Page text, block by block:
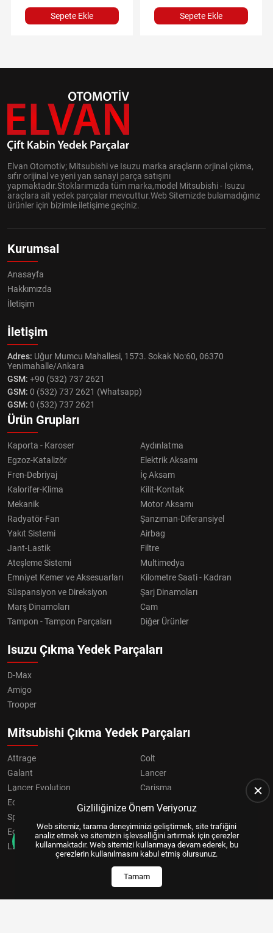
Sepete Ekle Sepete Ekle
Elvan Otomotiv; Mitsubishi ve Isuzu marka araçların orjinal çıkma,
sıfır orijinal ve yeni yan sanayi parça satışını
yapmaktadır.Stoklarımızda tüm marka,model Mitsubishi - Isuzu
araçlara ait yedek parçalar mevcuttur.Web Sitemizde bulamadığınız
ürünler için bizimle iletişime geçiniz.
Kurumsal
Anasayfa
Hakkımızda
İletişim
İletişim
Adres: Uğur Mumcu Mahallesi, 1573. Sokak No:60, 06370
Yenimahalle/Ankara
GSM: +90 (532) 737 2621
GSM: 0 (532) 737 2621 (Whatsapp)
GSM: 0 (532) 737 2621
Ürün Grupları
Kaporta - Karoser
Aydınlatma
Egzoz-Katalizör
Elektrik Aksamı
Fren-Debriyaj
İç Aksam
Kalorifer-Klima
Kilit-Kontak
Mekanik
Motor Aksamı
Radyatör-Fan
Şanzıman-Diferansiyel
Yakıt Sistemi
Airbag
Jant-Lastik
Filtre
Ateşleme Sistemi
Multimedya
Emniyet Kemer ve Aksesuarları
Kilometre Saati - Kadran
Süspansiyon ve Direksiyon
Şarj Dinamoları
Marş Dinamoları
Cam
Tampon - Tampon Parçaları
Diğer Ürünler
Isuzu Çıkma Yedek Parçaları
D-Max
Amigo
Trooper
Mitsubishi Çıkma Yedek Parçaları
Attrage
Colt
Galant
Lancer
Lancer Evolution
Carisma
Eclipse
Grandis
Space Star
Eclipse Cross
OUTLANDER
L200
Pajero
Gizliliğinize Önem Veriyoruz
Web sitemiz, tarama deneyiminizi geliştirmek, site trafiğini
analiz etmek ve sitemizin işlevselliğini artırmak için çerezler
kullanmaktadır. Web sitemizi kullanmaya devam ederek, bu
çerezlerin kullanılmasını kabul etmiş olursunuz.
Tamam